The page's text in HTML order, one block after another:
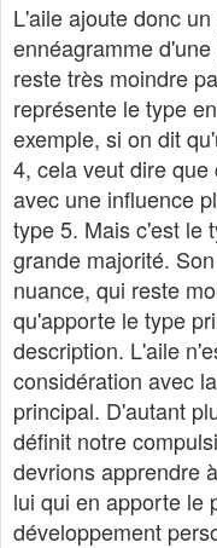
L'aile ajoute donc
ennéagramme
reste très moindre
représente le type
exemple, si on dit
4, cela veut dire
avec une influence
type 5. Mais c'est le
grande majorité.
nuance, qui reste
qu'apporte le type
description. L'aile
considération avec
principal. D'autant
définit notre
devrions apprendre
lui qui en apporte le
développement